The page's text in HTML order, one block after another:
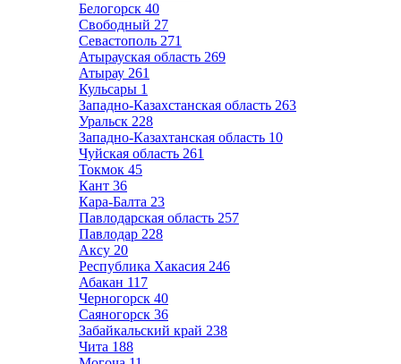
Белогорск 40
Свободный 27
Севастополь 271
Атырауская область 269
Атырау 261
Кульсары 1
Западно-Казахстанская область 263
Уральск 228
Западно-Казахтанская область 10
Чуйская область 261
Токмок 45
Кант 36
Кара-Балта 23
Павлодарская область 257
Павлодар 228
Аксу 20
Республика Хакасия 246
Абакан 117
Черногорск 40
Саяногорск 36
Забайкальский край 238
Чита 188